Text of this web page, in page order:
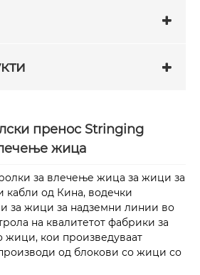
пренос Stringing
жица
за влечење жица за жици за
кабли од Кина, водечки
за жици за надземни линии во
на квалитетот фабрики за
жици, кои произведуваат
од блокови со жици со